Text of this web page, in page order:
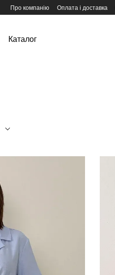
Про компанію Оплата і доставка
Каталог